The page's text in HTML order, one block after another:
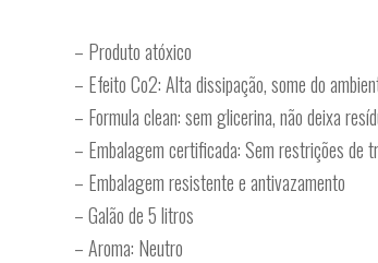
– Produto atóxico
– Efeito Co2: Alta dissipação, some do
– Formula clean: sem glicerina, não deixa
– Embalagem certificada: Sem restrições de
– Embalagem resistente e antivazamento
– Galão de 5 litros
– Aroma: Neutro